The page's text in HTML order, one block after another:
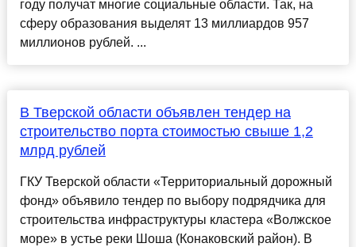
году получат многие социальные области. Так, на
сферу образования выделят 13 миллиардов 957
миллионов рублей. ...
В Тверской области объявлен тендер на
строительство порта стоимостью свыше 1,2
млрд рублей
ГКУ Тверской области «Территориальный дорожный
фонд» объявило тендер по выбору подрядчика для
строительства инфраструктуры кластера «Волжское
море» в устье реки Шоша (Конаковский район). В